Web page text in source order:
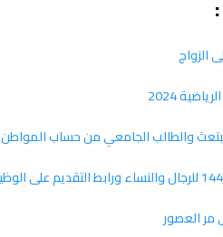
الزواج
2024
والطالب الجامعي من حساب المواطن
مر العصور